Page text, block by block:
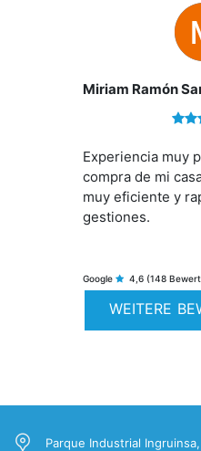
trato con ellos y,
anteriores, he
Su
atención al
confianza. Ha sido un placer contar
con vuestro
por todo. Sin
con ellos y los
totalmente.
Miriam Ramón
Experiencia muy
compra de mi
muy eficiente y
gestiones.
Google 4,6 (148
WEITERE
Parque Industrial